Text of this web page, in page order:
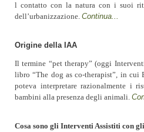
l contatto con la natura con i suoi
dell’urbanizzazione. Continua...
Origine della IAA
Il termine “pet therapy” (oggi
libro “The dog as co-therapist”, in
poteva interpretare razionalmente i
bambini alla presenza degli animali.
Cosa sono gli Interventi Assistiti con